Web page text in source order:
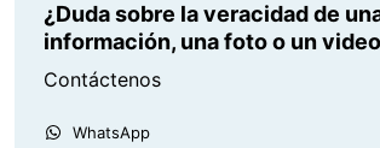
¿Duda sobre la veracidad de
información, una foto o un
Contáctenos
WhatsApp